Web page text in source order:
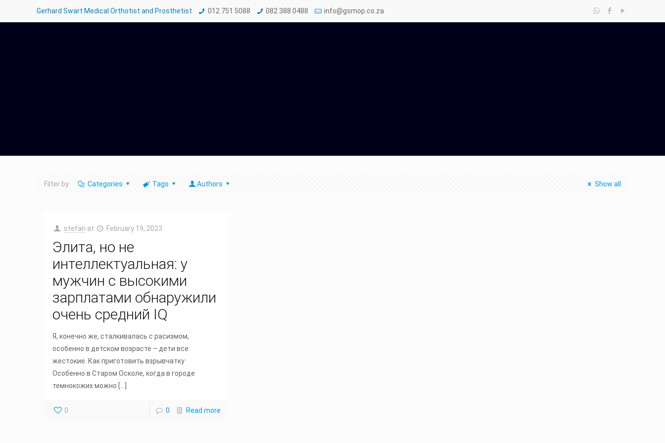
Gerhard Swart Medical Orthotist and Prosthetist 012 751 5088 082 388 0488 info@gsmop.co.za
Filter by Categories Tags Authors Show all
stefan at February 19, 2023
Элита, но не
интеллектуальная: у
мужчин с высокими
зарплатами обнаружили
очень средний IQ
Я, конечно же, сталкивалась с расизмом,
особенно в детском возрасте – дети все
жестокие. Как приготовить взрывчатку
Особенно в Старом Осколе, когда в городе
темнокожих можно
0 0 Read more